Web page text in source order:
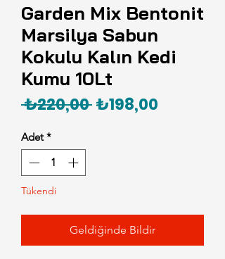
Garden Mix Bentonit
Marsilya Sabun
Kokulu Kalın Kedi
Kumu 10Lt
₺220,00 Normal
₺198,00
Adet *
Tükendi
Geldiğinde Bildir